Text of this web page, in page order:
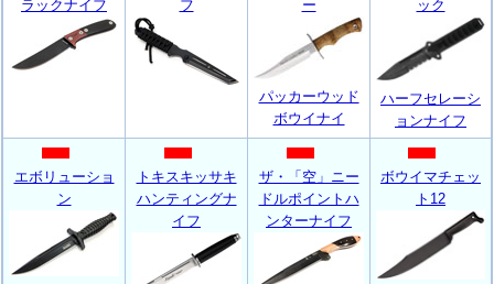
ラックナイフ
フ
ー
パッカーウッド
ボウイナイ
ック
ハーフセレーシ
ョンナイフ
エボリューショ
ン
トキスキッサキ
ハンティングナ
イフ
ザ・「空」ニー
ドルポイントハ
ンターナイフ
ボウイマチェッ
ト12